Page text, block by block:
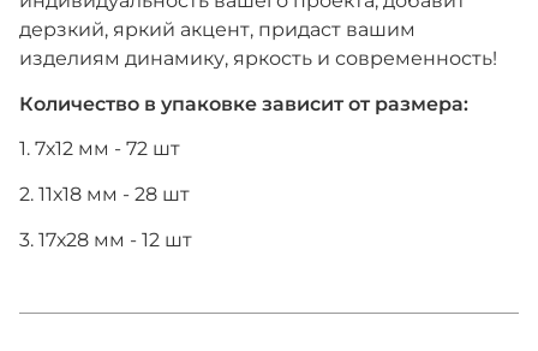
дерзкий, яркий акцент, придаст вашим
изделиям динамику, яркость и современность!
Количество в упаковке зависит от размера:
1. 7х12 мм - 72 шт
2. 11х18 мм - 28 шт
3. 17х28 мм - 12 шт